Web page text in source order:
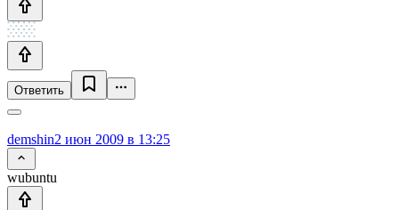
Ответить
demshin2 июн 2009 в 13:25
wubuntu